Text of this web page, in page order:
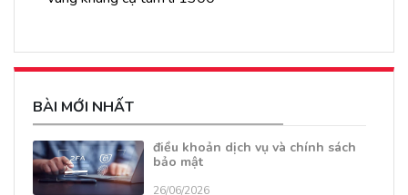
BÀI MỚI NHẤT
điều khoản dịch vụ và chính sách
bảo mật
26/06/2026